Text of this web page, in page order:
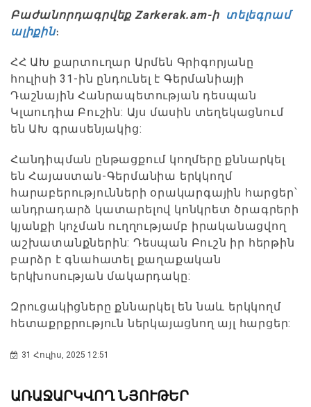
Բաժանորդագրվեք Zarkerak.am-ի տելեգրամ
ալիքին։
ՀՀ ԱԽ քարտուղար Արմեն Գրիգորյանը
հուլիսի 31-ին ընդունել է Գերմանիայի
Դաշնային Հանրապետության դեսպան
Կլաուդիա Բուշին: Այս մասին տեղեկացնում
են ԱԽ գրասենյակից:
Հանդիպման ընթացքում կողմերը քննարկել
են Հայաստան-Գերմանիա երկկողմ
հարաբերությունների օրակարգային հարցեր՝
անդրադարձ կատարելով կոնկրետ ծրագրերի
կյանքի կոչման ուղղությամբ իրականացվող
աշխատանքներին: Դեսպան Բուշն իր հերթին
բարձր է գնահատել քաղաքական
երկխոսության մակարդակը:
Զրուցակիցները քննարկել են նաև երկկողմ
հետաքրքրություն ներկայացնող այլ հարցեր:
31 Հուլիս, 2025 12:51
ԱՌԱՋԱՐԿՎՈՂ ՆՅՈՒԹԵՐ